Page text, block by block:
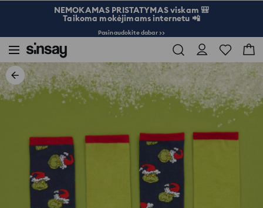
NEMOKAMAS PRISTATYMAS viskam 🎒
Taikoma mokėjimams internetu 📲
Pasinaudokite dabar >>